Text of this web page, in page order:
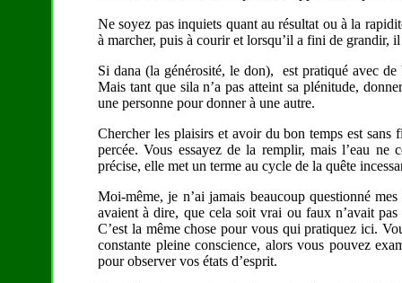
Ne soyez pas inquiets quant au résultat ou à la
à marcher, puis à courir et lorsqu’il a fini de grandir,
Si dana (la générosité, le don), est pratiqué avec
Mais tant que sila n’a pas atteint sa plénitude,
une personne pour donner à une autre.
Chercher les plaisirs et avoir du bon temps est sans
percée. Vous essayez de la remplir, mais l’eau
précise, elle met un terme au cycle de la quête
Moi-même, je n’ai jamais beaucoup questionné
avaient à dire, que cela soit vrai ou faux n’avait
C’est la même chose pour vous qui pratiquez ici.
constante pleine conscience, alors vous pouvez
pour observer vos états d’esprit.